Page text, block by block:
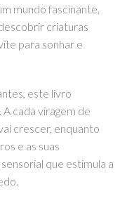
mundo fascinante,
criaturas
para sonhar e
este livro
cada viragem de
crescer, enquanto
e as suas
que estimula a